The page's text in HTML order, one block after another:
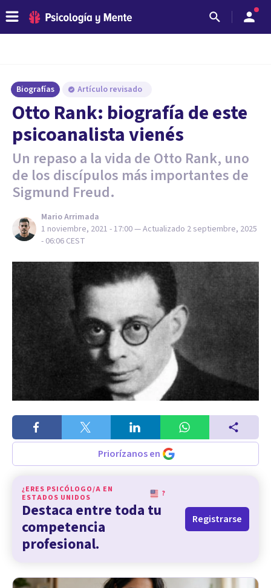
Biografías Artículo revisado
Otto Rank: biografía de este
psicoanalista vienés
Un repaso a la vida de Otto Rank, uno
de los discípulos más importantes de
Sigmund Freud.
Mario Arrimada
1 noviembre, 2021 - 17:00— Actualizado 2 septiembre, 2025
- 06:06 CEST
Priorízanos en
¿ERES PSICÓLOGO/A EN
ESTADOS UNIDOS
?
Destaca entre toda tu
competencia
profesional.
Registrarse